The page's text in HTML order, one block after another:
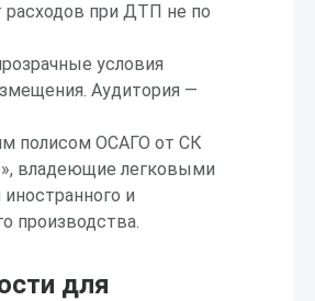
расходов при ДТП не по
условия
Аудитория —
полисом ОСАГО от СК
владеющие легковыми
и
производства.
для